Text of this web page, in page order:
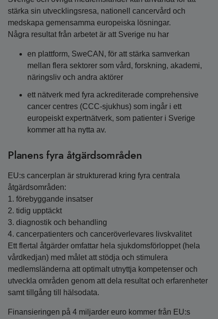
stärka sin utvecklingsresa, nationell cancervård och
medskapa gemensamma europeiska lösningar.
Några resultat från arbetet är att Sverige nu har
en plattform, SweCAN, för att stärka samverkan
mellan flera sektorer som vård, forskning, akademi,
näringsliv och andra aktörer
ett nätverk med fyra ackrediterade comprehensive
cancer centres (CCC-sjukhus) som ingår i ett
europeiskt expertnätverk, som patienter i Sverige
kommer att ha nytta av.
Planens fyra åtgärdsområden
EU:s cancerplan är strukturerad kring fyra centrala
åtgärdsområden:
1. förebyggande insatser
2. tidig upptäckt
3. diagnostik och behandling
4. cancerpatienters och canceröverlevares livskvalitet
Ett flertal åtgärder omfattar hela sjukdomsförloppet (hela
vårdkedjan) med målet att stödja och stimulera
medlemsländerna att optimalt utnyttja kompetenser och
utveckla områden genom att dela resultat och erfarenheter
samt tillgång till hälsodata.
Finansieringen på 4 miljarder euro kommer från EU:s